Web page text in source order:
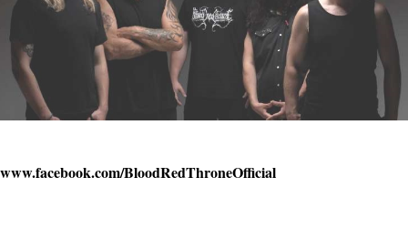
www.facebook.com/BloodRedThroneOfficial